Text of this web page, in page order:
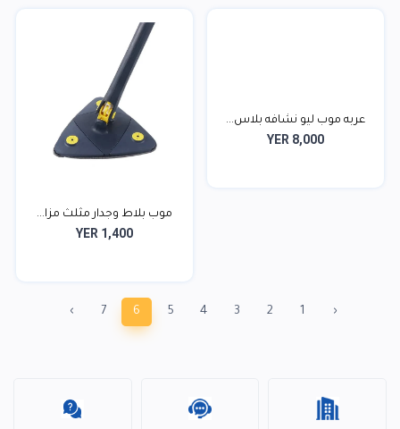
عربه موب ليو نشافه بلاس...
YER 8,000
موب بلاط وجدار مثلث مزا...
YER 1,400
‹
1
2
3
4
5
6
7
›